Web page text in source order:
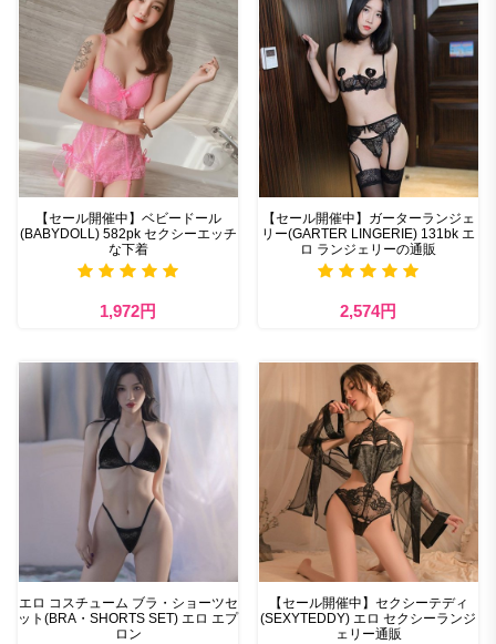
【セール開催中】ベビードール
(BABYDOLL) 582pk セクシーエッチ
な下着
1,972円
【セール開催中】ガーターランジェ
リー(GARTER LINGERIE) 131bk エ
ロ ランジェリーの通販
2,574円
エロ コスチューム ブラ・ショーツセ
ット(BRA・SHORTS SET) エロ エプ
ロン
【セール開催中】セクシーテディ
(SEXYTEDDY) エロ セクシーランジ
ェリー通販